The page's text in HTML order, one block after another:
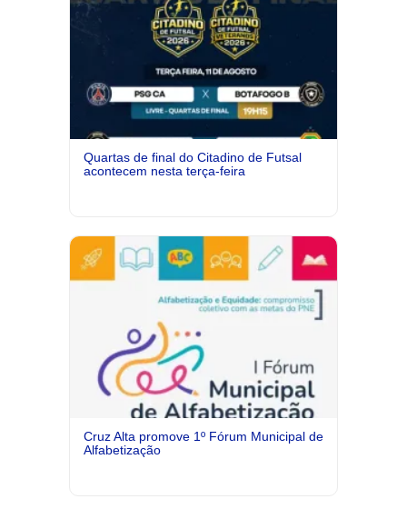
Quartas de final do Citadino de Futsal
acontecem nesta terça-feira
Cruz Alta promove 1º Fórum Municipal de
Alfabetização